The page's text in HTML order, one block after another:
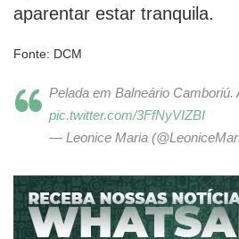
aparentar estar tranquila.
Fonte: DCM
Pelada em Balneário Camboriú.
pic.twitter.com/3FfNyVIZBI
— Leonice Maria